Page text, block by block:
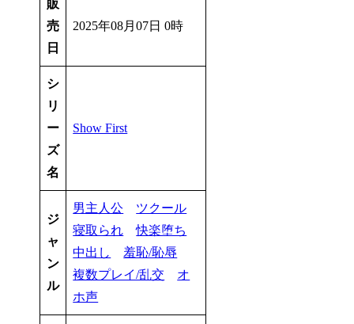
販
売
日
2025年08月07日 0時
シ
リ
ー
ズ
名
Show First
ジ
ャ
ン
ル
男主人公
ツクール
寝取られ
快楽堕ち
中出し
羞恥/恥辱
複数プレイ/乱交
オ
ホ声